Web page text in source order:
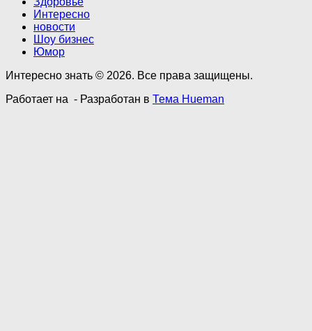
Интересно
новости
Шоу бизнес
Юмор
Интересно знать © 2026. Все права защищены.
Работает на - Разработан в Тема Hueman